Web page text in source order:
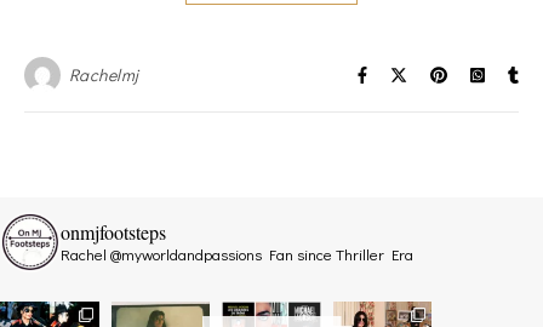
Rachelmj
onmjfootsteps
Rachel @myworldandpassions Fan since Thriller Era